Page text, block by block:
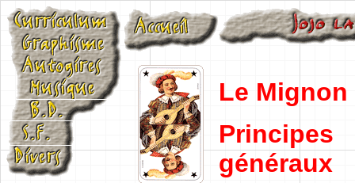
Le Mignon
Principes
généraux